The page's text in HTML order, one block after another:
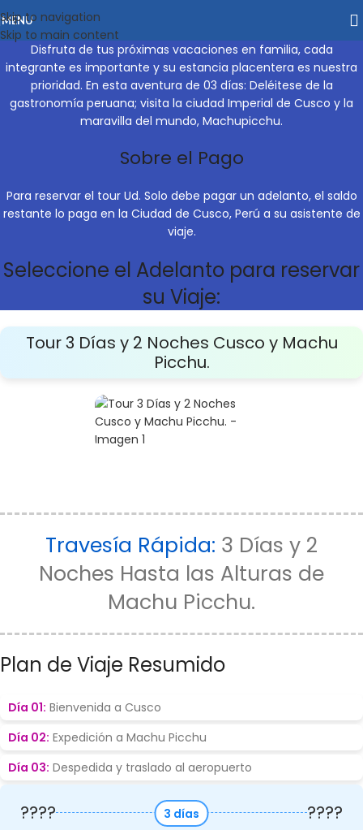
Skip to navigation
Skip to main content
MENU
Disfruta de tus próximas vacaciones en familia, cada
integrante es importante y su estancia placentera es nuestra
prioridad. En esta aventura de 03 días: Deléitese de la
gastronomía peruana; visita la ciudad Imperial de Cusco y la
maravilla del mundo, Machupicchu.
Sobre el Pago
Para reservar el tourUd. Solo debe pagar un adelanto, el saldo
restante lo paga en la Ciudad de Cusco, Perú a su asistente de
viaje.
Seleccione el Adelanto para reservar
su Viaje:
Tour 3 Días y 2 Noches Cusco y Machu
Picchu.
Travesía Rápida: 3 Días y 2
Noches Hasta las Alturas de
Machu Picchu.
Plan de Viaje Resumido
Día 01: Bienvenida a Cusco
Día 02: Expedición a Machu Picchu
Día 03: Despedida y traslado al aeropuerto
???? 3 días ????